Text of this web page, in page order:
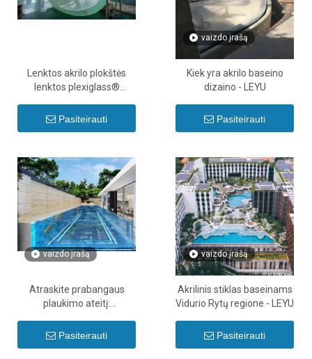
Lenktos akrilo plokštės
lenktos plexiglass®
akrilo lakštus - Leyu
Pasiteirauti
vaizdo įrašą
Kiek yra akrilo baseino
dizaino - LEYU
Pasiteirauti
vaizdo įrašą
Atraskite prabangaus
plaukimo ateitį:
pritaikyti sūraus vandens
Pasiteirauti
vaizdo įrašą
Akrilinis stiklas baseinams
Vidurio Rytų regione - LEYU
Pasiteirauti